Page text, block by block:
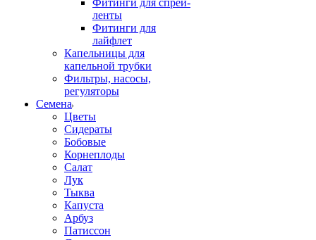
Фитинги для спрей-
ленты
Фитинги для
лайфлет
Капельницы для
капельной трубки
Фильтры, насосы,
регуляторы
Семена
Цветы
Сидераты
Бобовые
Корнеплоды
Салат
Лук
Тыква
Капуста
Арбуз
Патиссон